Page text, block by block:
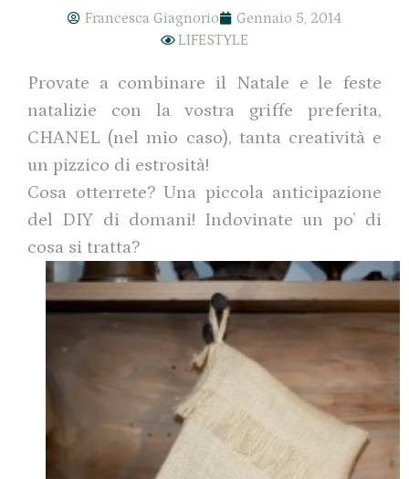
Francesca Giagnorio
Gennaio 5, 2014
LIFESTYLE
Provate a combinare il Natale e le feste
natalizie con la vostra griffe preferita,
CHANEL (nel mio caso), tanta creatività e
un pizzico di estrosità!
Cosa otterrete? Una piccola anticipazione
del DIY di domani! Indovinate un po’ di
cosa si tratta?